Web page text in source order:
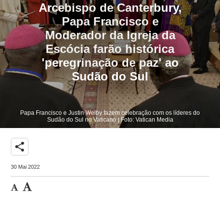
Arcebispo de Canterbury,
Papa Francisco e
Moderador da Igreja da
Escócia farão histórica
'peregrinação de paz' ​​ao
Sudão do Sul
Papa Francisco e Justin Welby fazem celebração com os líderes do
Sudão do Sul no Vaticano | Foto: Vatican Media
share
30 Mai 2022